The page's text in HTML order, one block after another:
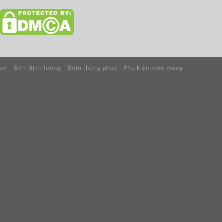
Bơm định lượng Bơm thùng phuy Phụ kiện bơm màng